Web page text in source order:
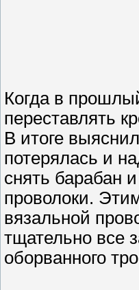
Когда в
переставлять
В итоге
потерялась и
снять барабан
проволоки.
вязальной
тщательно все
оборванного